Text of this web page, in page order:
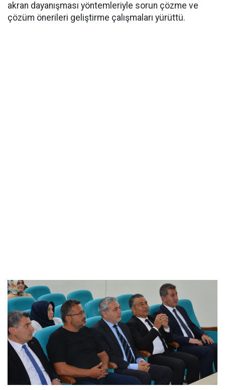
akran dayanışması yöntemleriyle sorun çözme ve
çözüm önerileri geliştirme çalışmaları yürüttü.